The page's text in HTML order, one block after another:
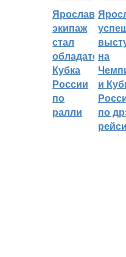
Ярославский
экипаж
стал
обладателем
Кубка
России
по
ралли
на
и
по